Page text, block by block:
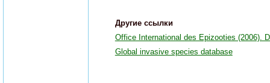
Другие ссылки
Office International des Epizooties (2006).
Global invasive species database